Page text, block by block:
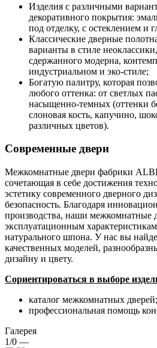
Изделия с различными
декоративного покрытия:
под отделку, с остеклением и
Классические дверные
варианты в стиле
сдержанного модерна,
индустриальном и эко-стиле;
Богатую палитру, которая
любого оттенка: от светлых
насыщенно-темных (оттенки
слоновая кость, капучино,
различных цветов).
Современные двери
Межкомнатные двери фабрики
сочетающая в себе достижения
эстетику современного дверного
безопасность. Благодаря
производства, наши межкомнатные
эксплуатационным
натурального шпона. У нас вы
качественных моделей,
дизайну и цвету.
Сориентироваться в выборе
каталог межкомнатных дверей;
профессиональная помощь
Галерея
1/0 —